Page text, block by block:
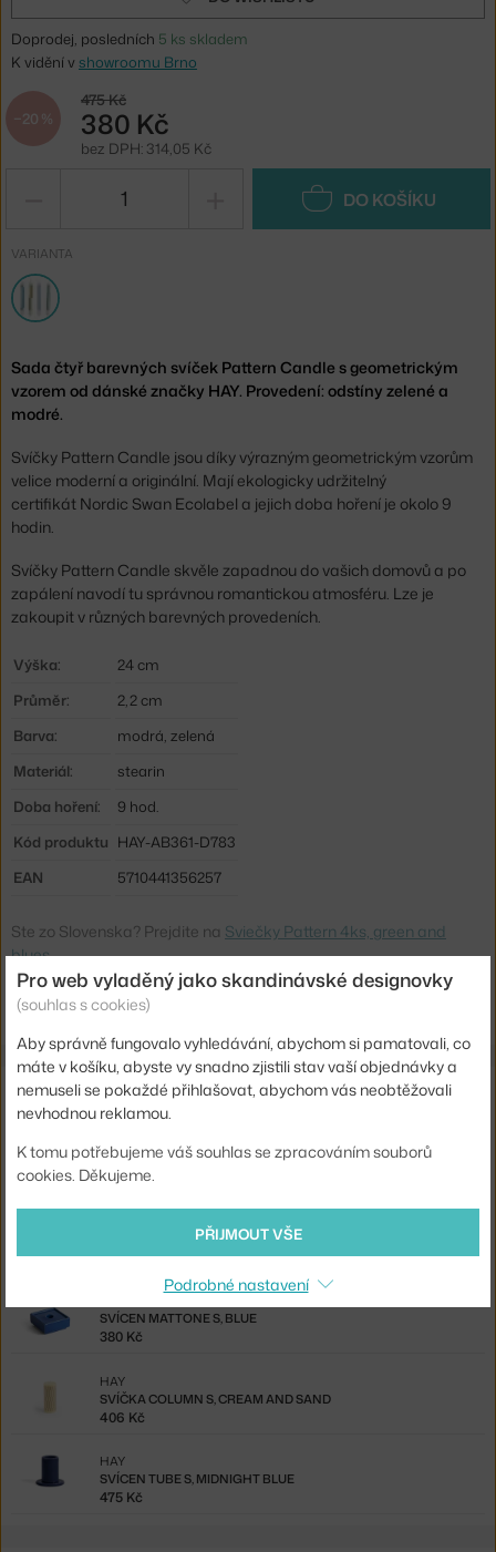
Doprodej, posledních 5 ks skladem
K vidění v showroomu Brno
−20 %
475 Kč
380 Kč
bez DPH: 314,05 Kč
DO KOŠÍKU
VARIANTA
Sada čtyř barevných svíček Pattern Candle s geometrickým
vzorem od dánské značky HAY. Provedení: odstíny zelené a
modré.
Svíčky Pattern Candle jsou díky výrazným geometrickým vzorům
velice moderní a originální. Mají ekologicky udržitelný
certifikát Nordic Swan Ecolabel a jejich doba hoření je okolo 9
hodin.
Svíčky Pattern Candle skvěle zapadnou do vašich domovů a po
zapálení navodí tu správnou romantickou atmosféru. Lze je
zakoupit v různých barevných provedeních.
Výška:
24 cm
Průměr:
2,2 cm
Barva:
modrá, zelená
Materiál:
stearin
Doba hoření:
9 hod.
Kód produktu HAY-AB361-D783
EAN
5710441356257
Ste zo Slovenska? Prejdite na Sviečky Pattern 4ks, green and
blues
Shopping from the EU? Switch toPattern Candle 4pcs, green and
blues
Související produkty
UBROUSKY PATTERN LUNCH 20KS, CREAM AND SAND PILLAR STRIPE
94 Kč
SVÍČKA COLUMN S, GREY AND BLUE
406 Kč
SVÍCEN MATTONE S, BLUE
380 Kč
SVÍČKA COLUMN S, CREAM AND SAND
HAY
406 Kč
SVÍCEN TUBE S, MIDNIGHT BLUE
HAY
475 Kč
Pro web vyladěný jako skandinávské designovky
(souhlas s cookies)
Aby správně fungovalo vyhledávání, abychom si pamatovali, co
máte v košíku, abyste vy snadno zjistili stav vaší objednávky a
nemuseli se pokaždé přihlašovat, abychom vás neobtěžovali
nevhodnou reklamou.
K tomu potřebujeme váš souhlas se zpracováním souborů
cookies. Děkujeme.
PŘIJMOUT VŠE
Podrobné nastavení